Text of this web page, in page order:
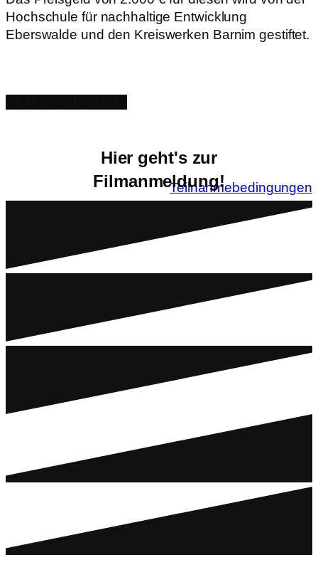
Hochschule für nachhaltige Entwicklung
Eberswalde und den Kreiswerken Barnim gestiftet.
Hier geht's zur
Filmanmeldung!Teilnahmebedingungen